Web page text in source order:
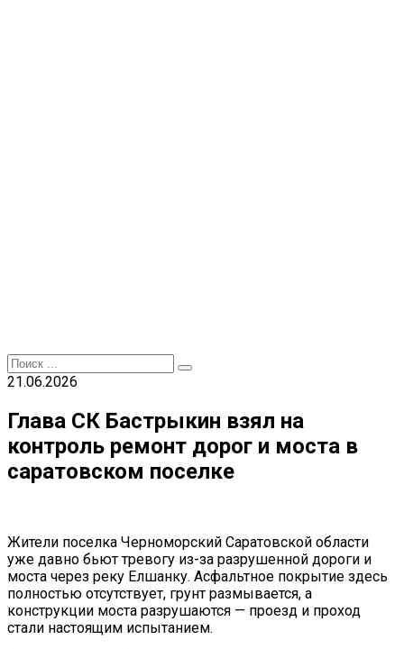
Search
for:
21.06.2026
Глава СК Бастрыкин взял на
контроль ремонт дорог и моста в
саратовском поселке
Жители поселка Черноморский Саратовской области
уже давно бьют тревогу из-за разрушенной дороги и
моста через реку Елшанку. Асфальтное покрытие здесь
полностью отсутствует, грунт размывается, а
конструкции моста разрушаются — проезд и проход
стали настоящим испытанием.